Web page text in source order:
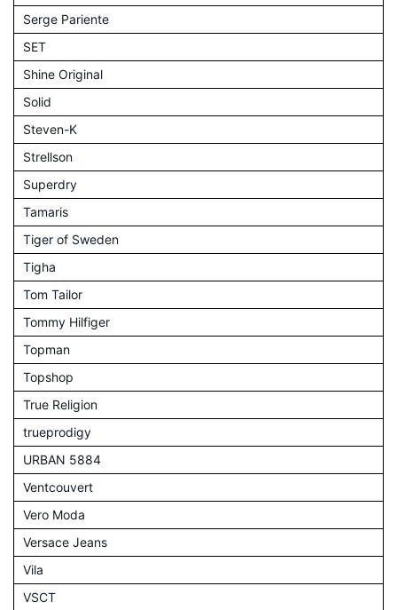
Serge Pariente
SET
Shine Original
Solid
Steven-K
Strellson
Superdry
Tamaris
Tiger of Sweden
Tigha
Tom Tailor
Tommy Hilfiger
Topman
Topshop
True Religion
trueprodigy
URBAN 5884
Ventcouvert
Vero Moda
Versace Jeans
Vila
VSCT